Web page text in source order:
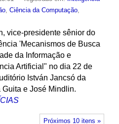
, Ciência da Computação,
vice-presidente sênior do
'Mecanismos de Busca
da Informação e
Artificial" no dia 22 de
István Jancsó da
e José Mindlin.
Próximos 10 itens »